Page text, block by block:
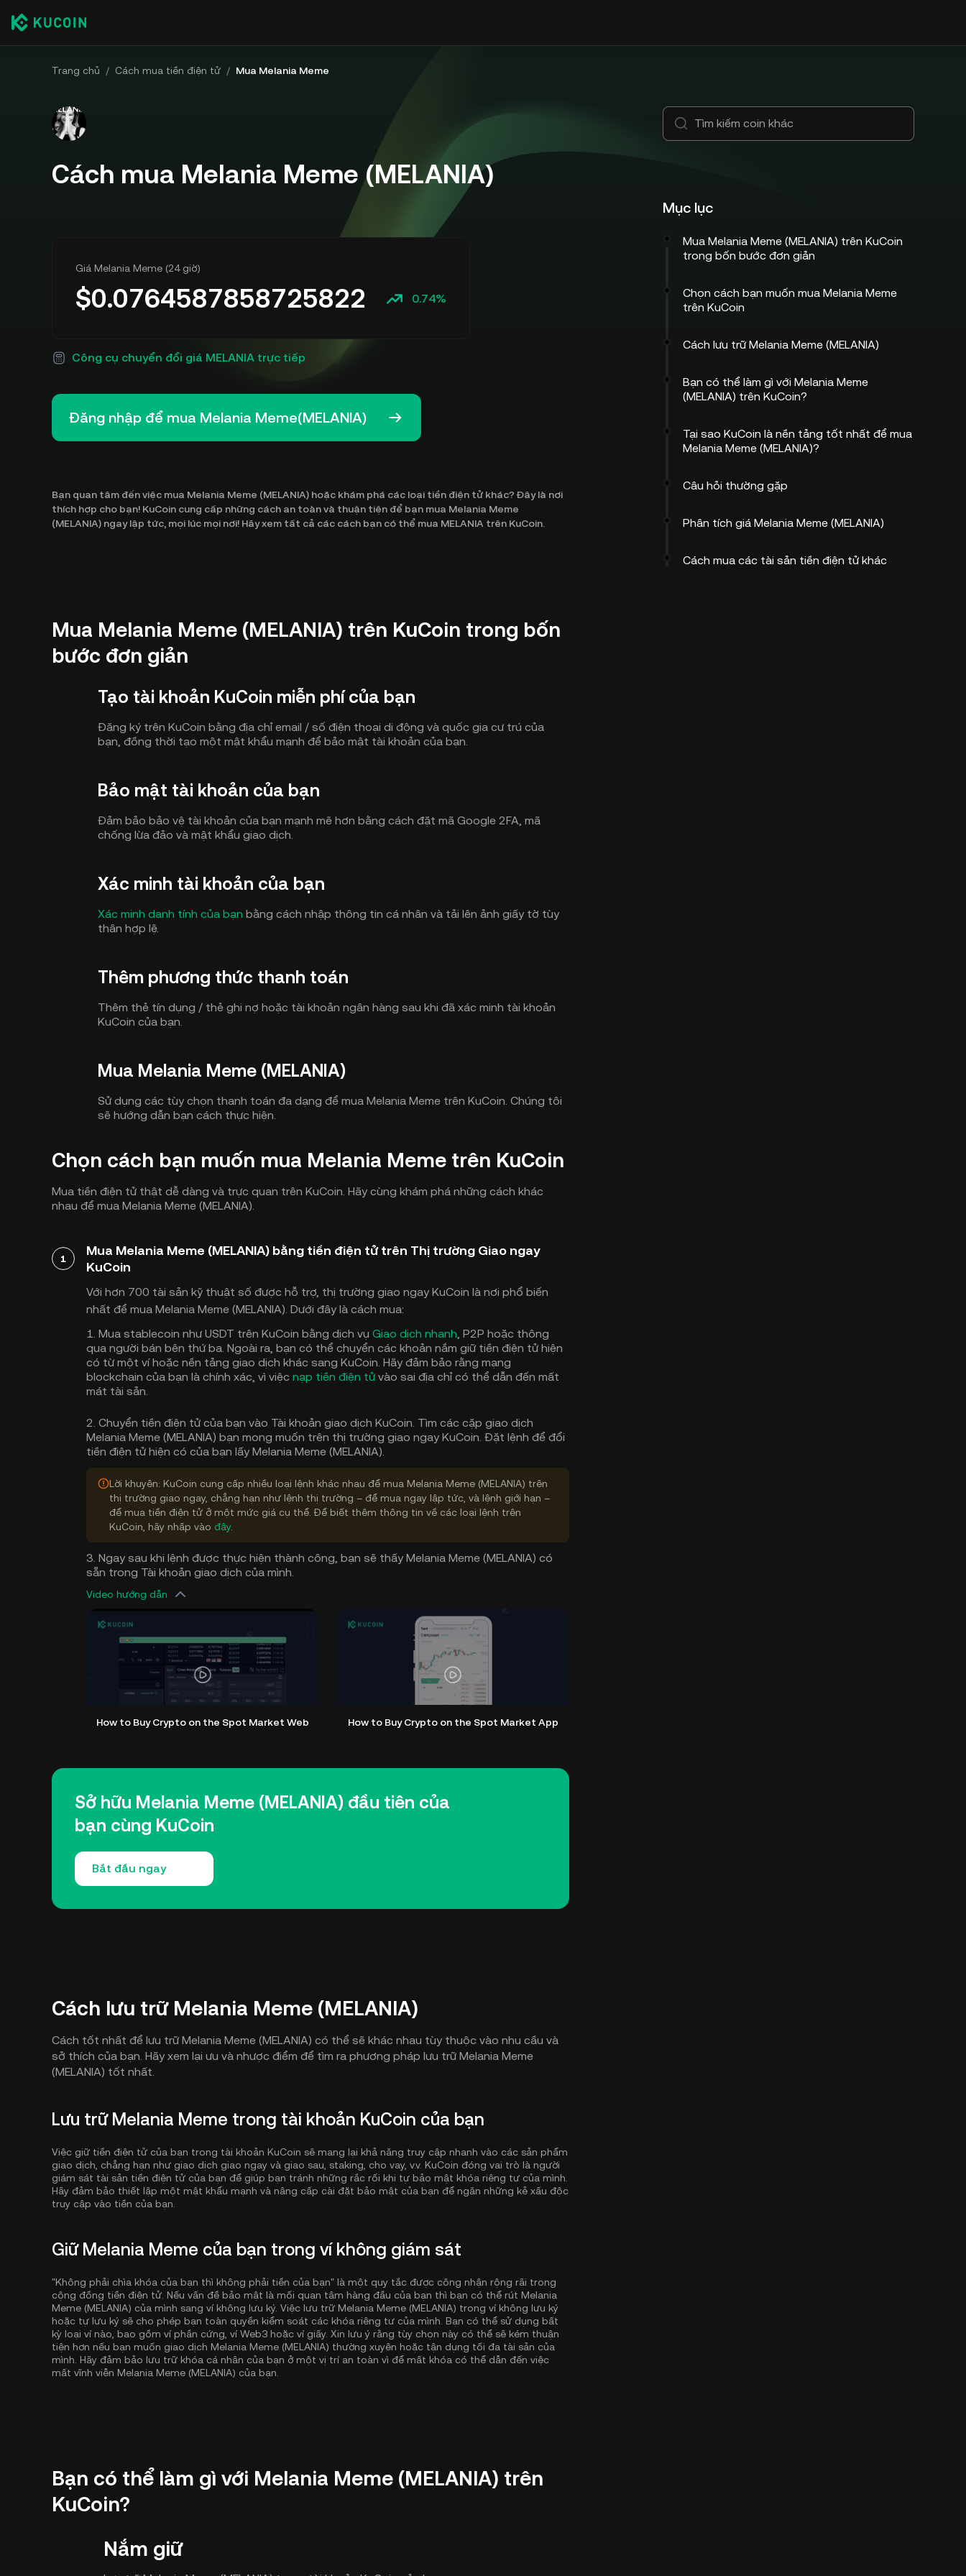
Trang chủ / Cách mua tiền điện tử / Mua Melania Meme
Cách mua Melania Meme (MELANIA)
Giá Melania Meme (24 giờ)
$0.0764587858725822 0.74%
Công cụ chuyển đổi giá MELANIA trực tiếp
Đăng nhập để mua Melania Meme(MELANIA)
Bạn quan tâm đến việc mua Melania Meme (MELANIA) hoặc khám phá các loại tiền điện tử khác? Đây là nơi
thích hợp cho bạn! KuCoin cung cấp những cách an toàn và thuận tiện để bạn mua Melania Meme
(MELANIA) ngay lập tức, mọi lúc mọi nơi! Hãy xem tất cả các cách bạn có thể mua MELANIA trên KuCoin.
Mua Melania Meme (MELANIA) trên KuCoin trong bốn
bước đơn giản
Tạo tài khoản KuCoin miễn phí của bạn
Đăng ký trên KuCoin bằng địa chỉ email / số điện thoại di động và quốc gia cư trú của
bạn, đồng thời tạo một mật khẩu mạnh để bảo mật tài khoản của bạn.
Bảo mật tài khoản của bạn
Đảm bảo bảo vệ tài khoản của bạn mạnh mẽ hơn bằng cách đặt mã Google 2FA, mã
chống lừa đảo và mật khẩu giao dịch.
Xác minh tài khoản của bạn
Xác minh danh tính của bạn bằng cách nhập thông tin cá nhân và tải lên ảnh giấy tờ tùy
thân hợp lệ.
Thêm phương thức thanh toán
Thêm thẻ tín dụng / thẻ ghi nợ hoặc tài khoản ngân hàng sau khi đã xác minh tài khoản
KuCoin của bạn.
Mua Melania Meme (MELANIA)
Sử dụng các tùy chọn thanh toán đa dạng để mua Melania Meme trên KuCoin. Chúng tôi
sẽ hướng dẫn bạn cách thực hiện.
Chọn cách bạn muốn mua Melania Meme trên KuCoin
Mua tiền điện tử thật dễ dàng và trực quan trên KuCoin. Hãy cùng khám phá những cách khác
nhau để mua Melania Meme (MELANIA).
1
Mua Melania Meme (MELANIA) bằng tiền điện tử trên Thị trường Giao ngay
KuCoin
Với hơn 700 tài sản kỹ thuật số được hỗ trợ, thị trường giao ngay KuCoin là nơi phổ biến
nhất để mua Melania Meme (MELANIA). Dưới đây là cách mua:
1. Mua stablecoin như USDT trên KuCoin bằng dịch vụ Giao dịch nhanh, P2P hoặc thông
qua người bán bên thứ ba. Ngoài ra, bạn có thể chuyển các khoản nắm giữ tiền điện tử hiện
có từ một ví hoặc nền tảng giao dịch khác sang KuCoin. Hãy đảm bảo rằng mạng
blockchain của bạn là chính xác, vì việc nạp tiền điện tử vào sai địa chỉ có thể dẫn đến mất
mát tài sản.
2. Chuyển tiền điện tử của bạn vào Tài khoản giao dịch KuCoin. Tìm các cặp giao dịch
Melania Meme (MELANIA) bạn mong muốn trên thị trường giao ngay KuCoin. Đặt lệnh để đổi
tiền điện tử hiện có của bạn lấy Melania Meme (MELANIA).
Lời khuyên: KuCoin cung cấp nhiều loại lệnh khác nhau để mua Melania Meme (MELANIA) trên
thị trường giao ngay, chẳng hạn như lệnh thị trường – để mua ngay lập tức, và lệnh giới hạn –
để mua tiền điện tử ở một mức giá cụ thể. Để biết thêm thông tin về các loại lệnh trên
KuCoin, hãy nhấp vào đây.
3. Ngay sau khi lệnh được thực hiện thành công, bạn sẽ thấy Melania Meme (MELANIA) có
sẵn trong Tài khoản giao dịch của mình.
Video hướng dẫn
How to Buy Crypto on the Spot Market Web How to Buy Crypto on the Spot Market App
Sở hữu Melania Meme (MELANIA) đầu tiên của
bạn cùng KuCoin
Bắt đầu ngay
Cách lưu trữ Melania Meme (MELANIA)
Cách tốt nhất để lưu trữ Melania Meme (MELANIA) có thể sẽ khác nhau tùy thuộc vào nhu cầu và
sở thích của bạn. Hãy xem lại ưu và nhược điểm để tìm ra phương pháp lưu trữ Melania Meme
(MELANIA) tốt nhất.
Lưu trữ Melania Meme trong tài khoản KuCoin của bạn
Việc giữ tiền điện tử của bạn trong tài khoản KuCoin sẽ mang lại khả năng truy cập nhanh vào các sản phẩm
giao dịch, chẳng hạn như giao dịch giao ngay và giao sau, staking, cho vay, v.v. KuCoin đóng vai trò là người
giám sát tài sản tiền điện tử của bạn để giúp bạn tránh những rắc rối khi tự bảo mật khóa riêng tư của mình.
Hãy đảm bảo thiết lập một mật khẩu mạnh và nâng cấp cài đặt bảo mật của bạn để ngăn những kẻ xấu độc
truy cập vào tiền của bạn.
Giữ Melania Meme của bạn trong ví không giám sát
"Không phải chìa khóa của bạn thì không phải tiền của bạn" là một quy tắc được công nhận rộng rãi trong
cộng đồng tiền điện tử. Nếu vấn đề bảo mật là mối quan tâm hàng đầu của bạn thì bạn có thể rút Melania
Meme (MELANIA) của mình sang ví không lưu ký. Việc lưu trữ Melania Meme (MELANIA) trong ví không lưu ký
hoặc tự lưu ký sẽ cho phép bạn toàn quyền kiểm soát các khóa riêng tư của mình. Bạn có thể sử dụng bất
kỳ loại ví nào, bao gồm ví phần cứng, ví Web3 hoặc ví giấy. Xin lưu ý rằng tùy chọn này có thể sẽ kém thuận
tiện hơn nếu bạn muốn giao dịch Melania Meme (MELANIA) thường xuyên hoặc tận dụng tối đa tài sản của
mình. Hãy đảm bảo lưu trữ khóa cá nhân của bạn ở một vị trí an toàn vì để mất khóa có thể dẫn đến việc
mất vĩnh viễn Melania Meme (MELANIA) của bạn.
Bạn có thể làm gì với Melania Meme (MELANIA) trên
KuCoin?
Nắm giữ
Mục lục
Mua Melania Meme (MELANIA) trên KuCoin
trong bốn bước đơn giản
Chọn cách bạn muốn mua Melania Meme
trên KuCoin
Cách lưu trữ Melania Meme (MELANIA)
Bạn có thể làm gì với Melania Meme
(MELANIA) trên KuCoin?
Tại sao KuCoin là nền tảng tốt nhất để mua
Melania Meme (MELANIA)?
Câu hỏi thường gặp
Phân tích giá Melania Meme (MELANIA)
Cách mua các tài sản tiền điện tử khác